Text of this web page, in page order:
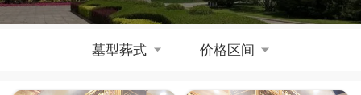
墓型葬式 价格区间